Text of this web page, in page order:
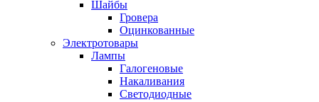
Шайбы
Гровера
Оцинкованные
Электротовары
Лампы
Галогеновые
Накаливания
Светодиодные